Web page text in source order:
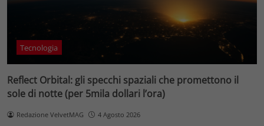
Tecnologia
Reflect Orbital: gli specchi spaziali che promettono il
sole di notte (per 5mila dollari l’ora)
Redazione VelvetMAG 4 Agosto 2026